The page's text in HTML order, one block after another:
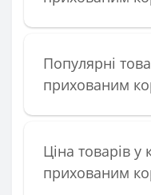
Популярні
прихованим
Ціна товарів у
прихованим